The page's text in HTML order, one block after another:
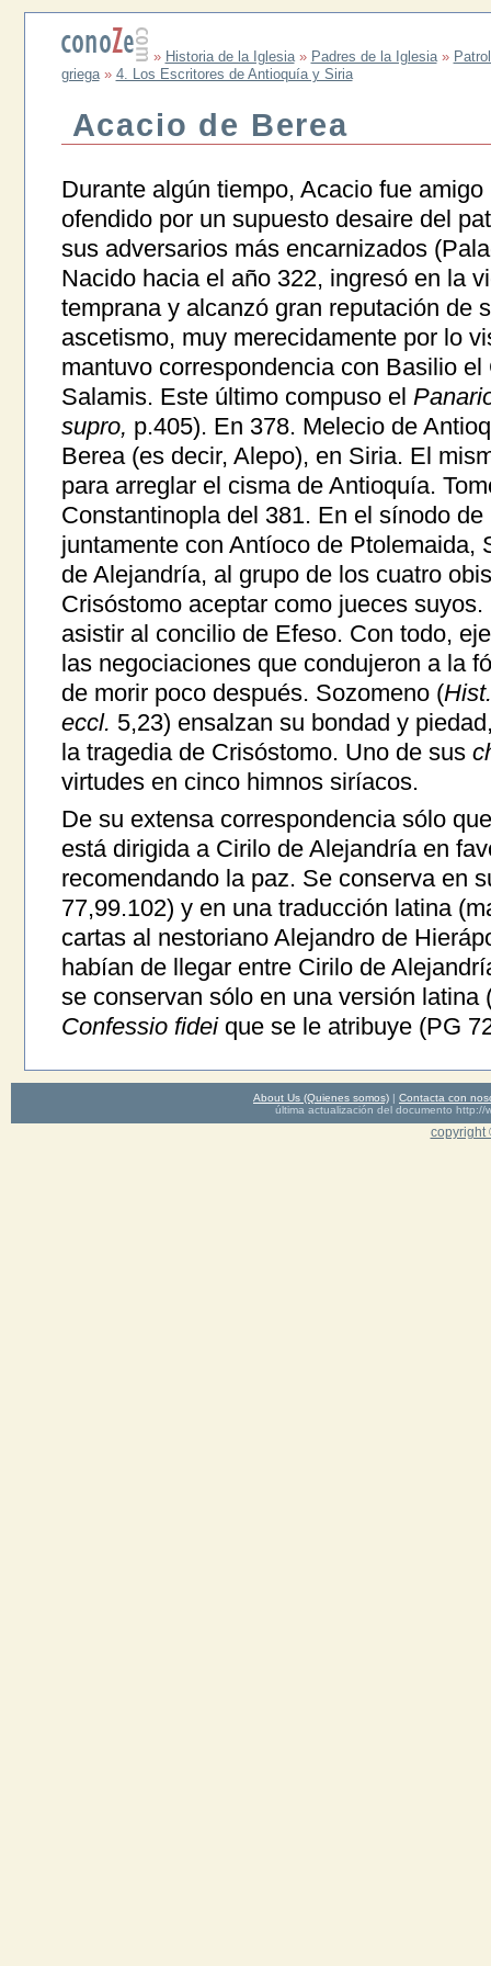
» Historia de la Iglesia» Padres de la Iglesia»
griega» 4. Los Escritores de Antioquía y Siria
Acacio de Berea
Durante algún tiempo, Acacio fue
ofendido por un supuesto desaire del
sus adversarios más encarnizados (Ρ
Nacido hacia el año 322, ingresó en la
temprana y alcanzó gran reputación de
ascetismo, muy merecidamente por lo
mantuvo correspondencia con Basilio
Salamis. Este último compuso el
supro, p.405). En 378. Melecio de
Berea (es decir, Alepo), en Siria. El
para arreglar el cisma de Antioquía.
Constantinopla del 381. En el sínodo
juntamente con Antíoco de Ptolemaida,
de Alejandría, al grupo de los cuatro
Crisóstomo aceptar como jueces
asistir al concilio de Efeso. Con todo,
las negociaciones que condujeron a la
de morir poco después. Sozomeno (
eccl. 5,23) ensalzan su bondad y
la tragedia de Crisóstomo. Uno de sus
virtudes en cinco himnos siríacos.
De su extensa correspondencia sólo
está dirigida a Cirilo de Alejandría en
recomendando la paz. Se conserva en
77,99.102) y en una traducción latina
cartas al nestoriano Alejandro de
habían de llegar entre Cirilo de
se conservan sólo en una versión latina
Confessio fideique se le atribuye (PG
About Us (Quienes somos) | Contacta con
última actualización del documento http://
copyright